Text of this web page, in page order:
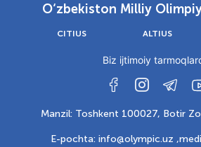
O‘zbekiston Milliy
CITIUS ALTIUS
Biz ijtimoiy
Manzil: Toshkent 100027, Botir
E-pochta: info@olympic.uz ,